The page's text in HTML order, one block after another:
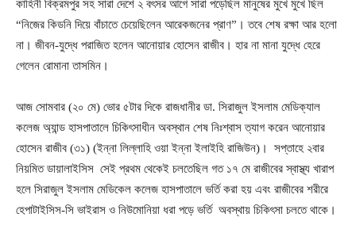
কাহিনী বিক্রমপুর সহ সারা দেশে ২ বৎসর আগে সারা পড়েছিল মানুষের মুখে মুখে ছিল
“নিজের কিডনি দিয়ে বাঁচাতে চেয়েছিলেন আরেকজনের প্রাণ”। তবে শেষ রক্ষা আর হলো
না। জীবন-যুদ্ধে পরাজিত হলেন আনোয়ার হোসেন রাজীব। হার না মানা যুদ্ধে হেরে
গেলেন রোমানা তাসমিন।
আজ সোমবার (২০ মে) ভোর ৫টার দিকে রাজধানীর ডা. সিরাজুল ইসলাম মেডিক্যাল
কলেজ অ্যান্ড হাসপাতালে চিকিৎসাধীন অবস্থান শেষ নিঃশ্বাস ত্যাগ করেন আনোয়ার
হোসেন রাজীব (৩১) (ইন্না লিল্লাহি ওয়া ইন্না ইলাইহি রাজিউন)। সপ্তাহে ২বার
নিয়মিত ডায়ালাইসিস সেই প্রথম থেকেই চলতেছিল গত ১৭ মে রাজীবের স্বাস্থ্য খারাপ
হলে সিরাজুল ইসলাম মেডিকেল কলেজ হাসপাতালে ভর্তি করা হয় এবং রাজীবের শরীরে
হেপাটাইসিস-সি ভাইরাস ও নিউমোনিয়া ধরা পড়ে ভর্তি অবস্থায় চিকিৎসা চলতে থাকে।